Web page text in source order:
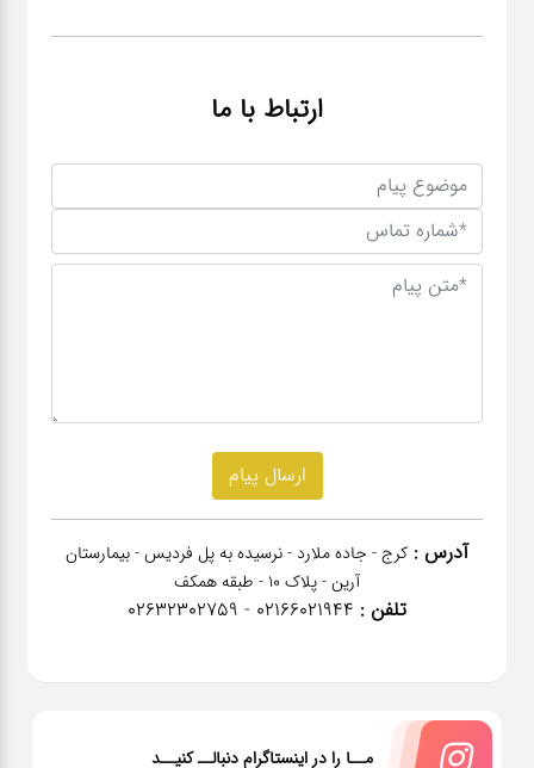
ارتباط با ما
آدرس : کرج - جاده ملارد - نرسیده به پل فردیس - بیمارستان
آرین - پلاک 10 - طبقه همکف
تلفن : 02166021944 - 02632302759
مــا را در اینستاگرام دنبالــ کنیــد